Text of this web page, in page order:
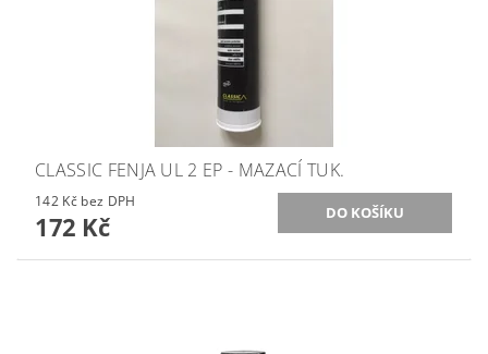
CLASSIC FENJA UL 2 EP - MAZACÍ TUK.
142 Kč bez DPH
172 Kč